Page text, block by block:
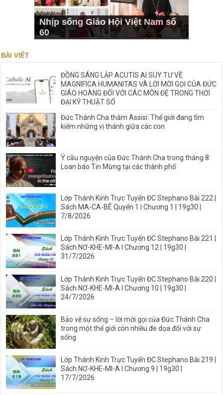
Nhịp sống Giáo Hội Việt Nam số
60
BÀI VIẾT
ĐỒNG SÁNG LẬP ACUTIS AI SUY TƯ VỀ
MAGNIFICA HUMANITAS VÀ LỜI MỜI GỌI CỦA ĐỨC
GIÁO HOÀNG ĐỐI VỚI CÁC MÔN ĐỆ TRONG THỜI
ĐẠI KỸ THUẬT SỐ
Đức Thánh Cha thăm Assisi: Thế giới đang tìm
kiếm những vị thánh giữa các con
Ý cầu nguyện của Đức Thánh Cha trong tháng 8:
Loan báo Tin Mừng tại các thành phố
Lớp Thánh Kinh Trực Tuyến ĐC Stephano Bài 222 |
Sách MA-CA-BÊ Quyển 1 I Chương 1 | 19g30 |
7/8/2026
Lớp Thánh Kinh Trực Tuyến ĐC Stephano Bài 221 |
Sách NƠ-KHE-MI-A I Chương 12 | 19g30 |
31/7/2026
Lớp Thánh Kinh Trực Tuyến ĐC Stephano Bài 220 |
Sách NƠ-KHE-MI-A I Chương 10 | 19g30 |
24/7/2026
Bảo vệ sự sống – lời mời gọi của Đức Thánh Cha
trong một thế giới còn nhiều đe dọa đối với sự
sống
Lớp Thánh Kinh Trực Tuyến ĐC Stephano Bài 219 |
Sách NƠ-KHE-MI-A I Chương 9 | 19g30 |
17/7/2026